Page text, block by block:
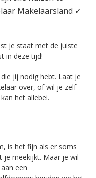
Makelaarsland ✓
je staat met de juiste
in deze tijd!
jij nodig hebt. Laat je
over, of wil je zelf
het allebei.
is het fijn als er soms
je meekijkt. Maar je wil
een